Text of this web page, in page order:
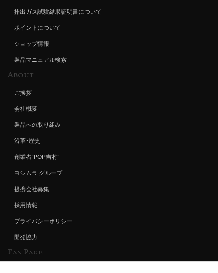
排出ガス試験結果証明書について
ポイントについて
ショップ情報
製品マニュアル検索
About
ご挨拶
会社概要
製品への取り組み
沿革・歴史
創業者“POP吉村”
ヨシムラ グループ
提携会社募集
採用情報
プライバシーポリシー
開発協力
Fan Page